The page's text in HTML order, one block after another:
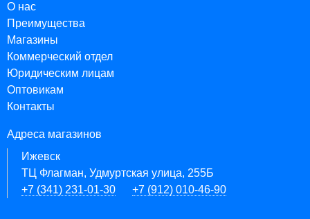
О нас
Преимущества
Магазины
Коммерческий отдел
Юридическим лицам
Оптовикам
Контакты
Адреса магазинов
Ижевск
ТЦ Флагман, Удмуртская улица, 255Б
+7 (341) 231-01-30
+7 (912) 010-46-90